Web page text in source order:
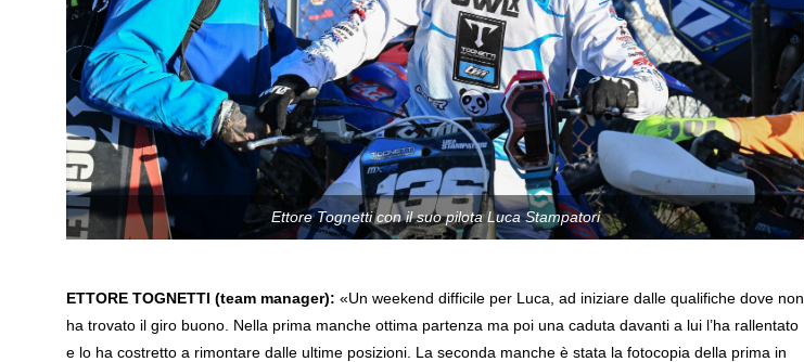
Ettore Tognetti con il suo pilota Luca Stampatori
ETTORE TOGNETTI (team manager): «Un weekend difficile per Luca, ad iniziare dalle qualifiche dove non
ha trovato il giro buono. Nella prima manche ottima partenza ma poi una caduta davanti a lui l’ha rallentato
e lo ha costretto a rimontare dalle ultime posizioni. La seconda manche è stata la fotocopia della prima in